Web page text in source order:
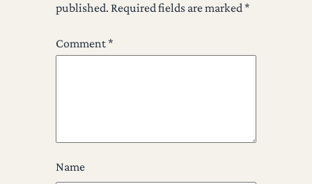
published. Required fields are marked *
Comment *
Name